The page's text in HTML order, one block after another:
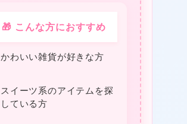
🎁 こんな方におすすめ
かわいい雑貨が好きな方
スイーツ系のアイテムを探
している方